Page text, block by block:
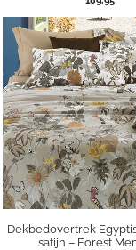
Dekbedovertrek
satijn – Forest